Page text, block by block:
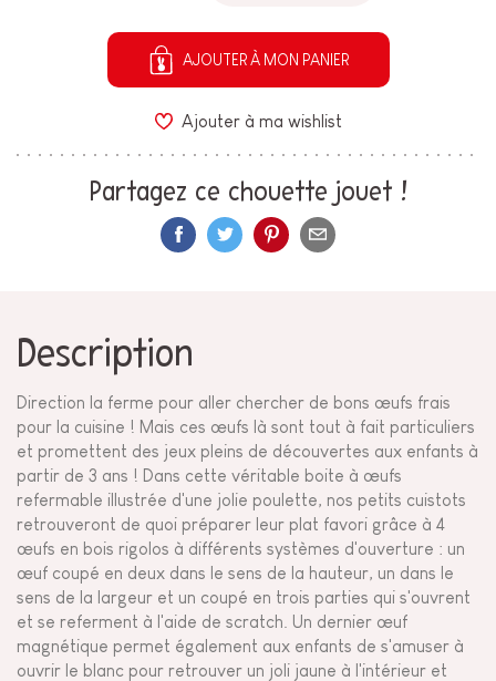
AJOUTER À MON PANIER
Ajouter à ma wishlist
Partagez ce chouette jouet !
Description
Direction la ferme pour aller chercher de bons œufs frais
pour la cuisine ! Mais ces œufs là sont tout à fait particuliers
et promettent des jeux pleins de découvertes aux enfants à
partir de 3 ans ! Dans cette véritable boite à œufs
refermable illustrée d'une jolie poulette, nos petits cuistots
retrouveront de quoi préparer leur plat favori grâce à 4
œufs en bois rigolos à différents systèmes d'ouverture : un
œuf coupé en deux dans le sens de la hauteur, un dans le
sens de la largeur et un coupé en trois parties qui s'ouvrent
et se referment à l'aide de scratch. Un dernier œuf
magnétique permet également aux enfants de s'amuser à
ouvrir le blanc pour retrouver un joli jaune à l'intérieur et